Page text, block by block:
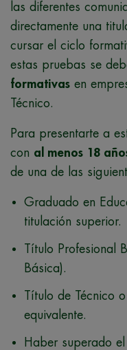
las diferentes
directamente una
cursar el ciclo
estas pruebas se
formativas en
Técnico.
Para presentarte a
con al menos 18
de una de las
Graduado en
titulación superior.
Título Profesional
Básica).
Título de Técnico
equivalente.
Haber superado